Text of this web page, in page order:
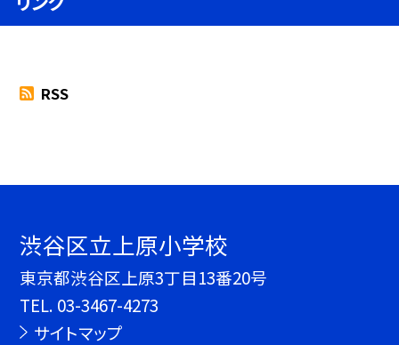
RSS
渋谷区立上原小学校
東京都渋谷区上原3丁目13番20号
TEL. 03-3467-4273
サイトマップ